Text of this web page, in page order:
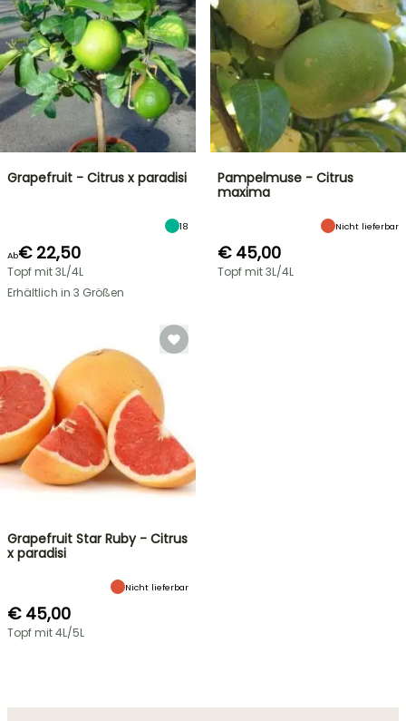
Grapefruit - Citrus x paradisi
18
Ab€ 22,50
Topf mit 3L/4L
Erhältlich in 3 Größen
Pampelmuse - Citrus
maxima
Nicht lieferbar
€ 45,00
Topf mit 3L/4L
Grapefruit Star Ruby - Citrus
x paradisi
Nicht lieferbar
€ 45,00
Topf mit 4L/5L